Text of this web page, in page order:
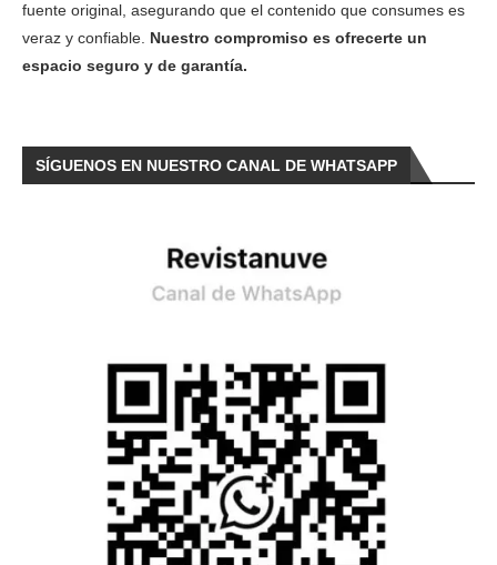
fuente original, asegurando que el contenido que consumes es
veraz y confiable. Nuestro compromiso es ofrecerte un
espacio seguro y de garantía.
SÍGUENOS EN NUESTRO CANAL DE WHATSAPP